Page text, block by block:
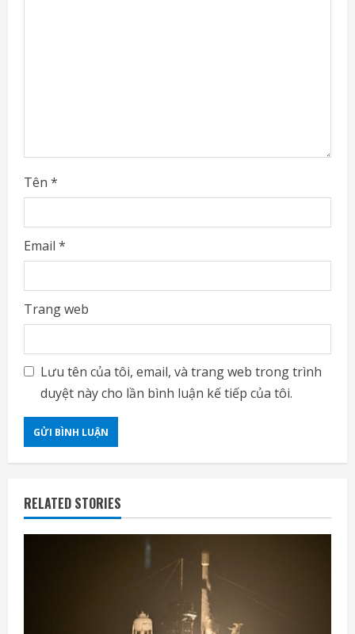
Tên *
Email *
Trang web
Lưu tên của tôi, email, và trang web trong trình
duyệt này cho lần bình luận kế tiếp của tôi.
RELATED STORIES